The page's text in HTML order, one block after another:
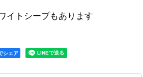
イトシープもあります
シェア